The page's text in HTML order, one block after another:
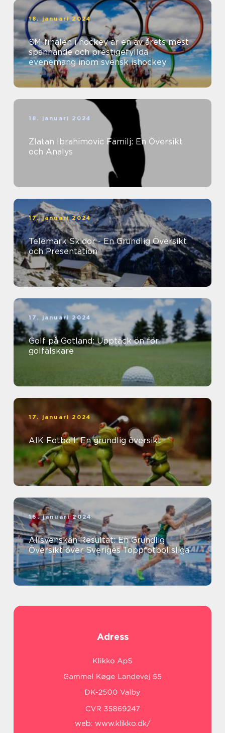
18. januari 2024
SM-finalen i hockey är en av årets mest
spännande och prestigefyllda
evenemang inom svensk ishockey
18. januari 2024
Zlatan Ibrahimovic Familj: En Översikt
och Analys
17. januari 2024
Telemark Skidor - En Grundlig Översikt
och Presentation
17. januari 2024
Golf på Gotland: Upptäck ön för
golfälskare
17. januari 2024
AIK Fotboll: En grundlig översikt
16. januari 2024
Allsvenskan Resultat: En Grundlig
Översikt över Sveriges Toppfotbollsliga
Adress
web: www.klikko.dk/